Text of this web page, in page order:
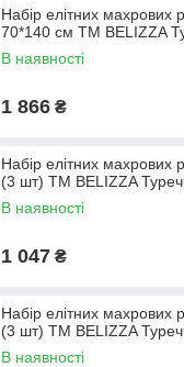
Набір елітних махрових
70*140 см TM BELIZZA
В наявності
1 866 ₴
Набір елітних махрових
(3 шт) TM BELIZZA
В наявності
1 047 ₴
Набір елітних махрових
(3 шт) TM BELIZZA
В наявності